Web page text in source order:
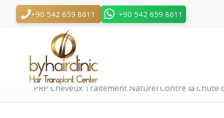
+90 542 659 8611 +90 542 659 8611
PRP Cheveux Traitement Naturel Contre la Chute